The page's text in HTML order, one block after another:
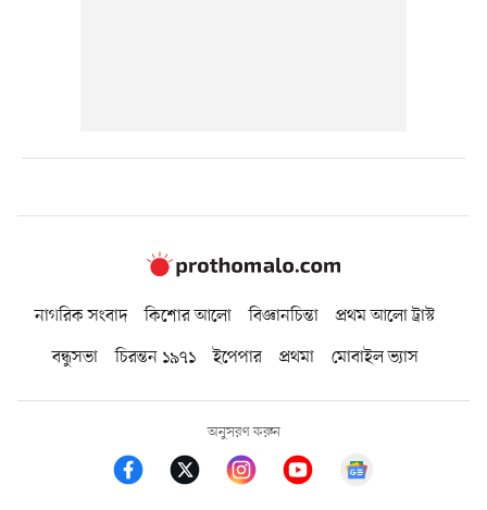
নাগরিক সংবাদ কিশোর আলো বিজ্ঞানচিন্তা
প্রথম আলো ট্রাস্ট
বন্ধুসভা
চিরন্তন ১৯৭১ ইপেপার প্রথমা মোবাইল ভ্যাস
অনুসরণ করুন